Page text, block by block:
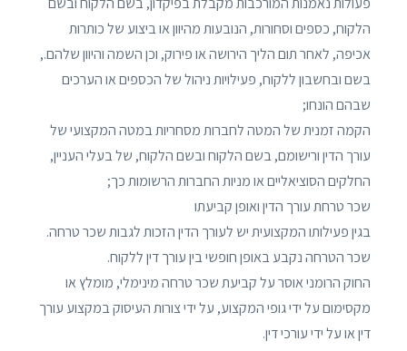
הלקוח, כספים וסחורות, הנובעות מהיוון או ביצוע של כותרות
אכיפה, לאחר תום הליך הירושה או פירוק, וכן השמה והיוון שלהם.,
בשם ובחשבון ללקוח, פעילויות ניהול של הכספים או הערכים
שבהם הונחו;
הקמה זמנית של המטה לחברות מסחריות במטה המקצועי של
עורך הדין ורישומם, בשם הלקוח ובשם הלקוח, של בעלי העניין,
החלקים הסוציאליים או מניות החברות הרשומות כך;
שכר טרחת עורך הדין ואופן קביעתו
בגין פעילותו המקצועית יש לעורך הדין הזכות לגבות שכר טרחה.
שכר הטרחה נקבע באופן חופשי בין עורך דין ללקוח.
החוק הרומני אוסר על קביעת שכר טרחה מינימלי, מומלץ או
מקסימום על ידי גופי המקצוע, על ידי צורות העיסוק במקצוע עורך
דין או על ידי עורכי דין.